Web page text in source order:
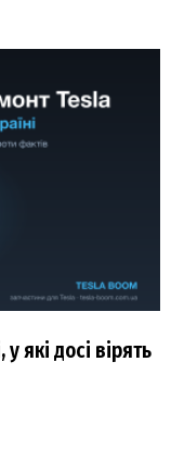
які досі вірять